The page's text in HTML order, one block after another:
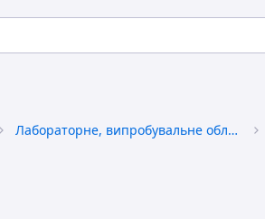
Лабораторне, випробувальне обладнання